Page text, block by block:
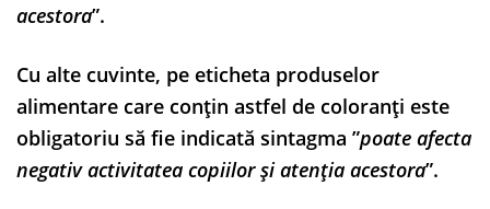
acestora”.
Cu alte cuvinte, pe eticheta produselor
alimentare care conțin astfel de coloranți este
obligatoriu să fie indicată sintagma ”poate afecta
negativ activitatea copiilor şi atenţia acestora”.